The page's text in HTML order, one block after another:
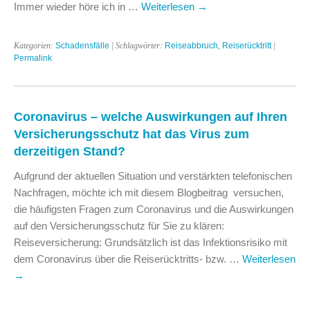
Immer wieder höre ich in … Weiterlesen →
Kategorien: Schadensfälle | Schlagwörter: Reiseabbruch, Reiserücktritt|
Permalink
Coronavirus – welche Auswirkungen auf Ihren
Versicherungsschutz hat das Virus zum
derzeitigen Stand?
Aufgrund der aktuellen Situation und verstärkten telefonischen
Nachfragen, möchte ich mit diesem Blogbeitrag versuchen,
die häufigsten Fragen zum Coronavirus und die Auswirkungen
auf den Versicherungsschutz für Sie zu klären:
Reiseversicherung: Grundsätzlich ist das Infektionsrisiko mit
dem Coronavirus über die Reiserücktritts‐ bzw. … Weiterlesen
→